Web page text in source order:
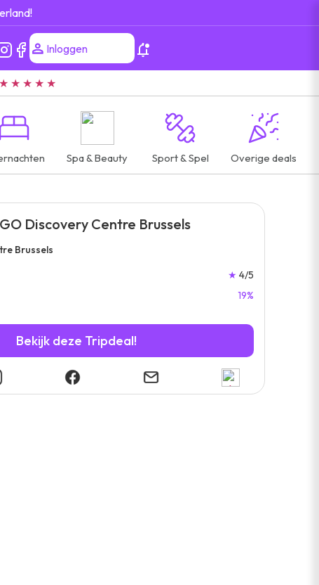
Inloggen
★ ★ ★ ★ ★
Spa & Beauty Sport & Spel Overige deals
Discovery Centre Brussels
Brussels
★ 4/5
19%
Bekijk deze Tripdeal!